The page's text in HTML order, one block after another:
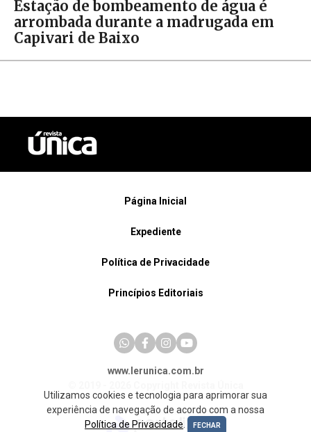
Estação de bombeamento de água é
arrombada durante a madrugada em
Capivari de Baixo
Página Inicial
Expediente
Política de Privacidade
Princípios Editoriais
www.lerunica.com.br
Utilizamos cookies e tecnologia para aprimorar sua
experiência de navegação de acordo com a nossa
Política de Privacidade
FECHAR